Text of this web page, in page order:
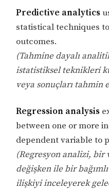
Predictive analytics
statistical techniques
outcomes.
(Tahmine dayalı
istatistiksel teknikleri
veya sonuçları tahmin
Regression analysis
between one or more
dependent variable to
(Regresyon analizi, bir
değişken ile bir
ilişkiyi inceleyerek